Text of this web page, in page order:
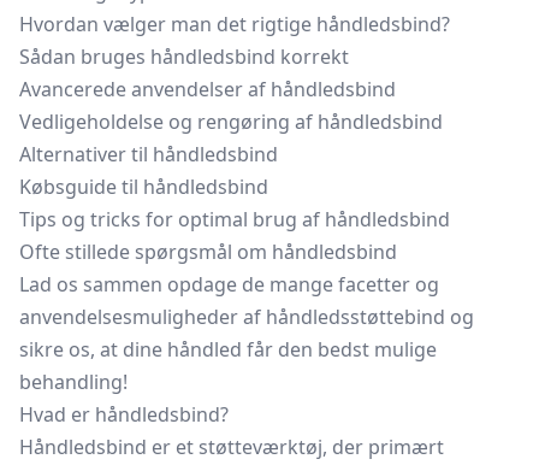
Hvordan vælger man det rigtige håndledsbind?
Sådan bruges håndledsbind korrekt
Avancerede anvendelser af håndledsbind
Vedligeholdelse og rengøring af håndledsbind
Alternativer til håndledsbind
Købsguide til håndledsbind
Tips og tricks for optimal brug af håndledsbind
Ofte stillede spørgsmål om håndledsbind
Lad os sammen opdage de mange facetter og
anvendelsesmuligheder af håndledsstøttebind og
sikre os, at dine håndled får den bedst mulige
behandling!
Hvad er håndledsbind?
Håndledsbind er et støtteværktøj, der primært